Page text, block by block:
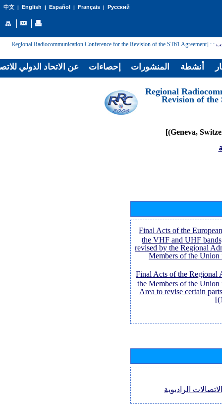
中文| English | Español | Français| Русский
:
: [Regional Radiocommunication Conference for the Revision of the ST61 Agreement
[Regional
Revision of the
[Final Acts of the
the VHF and UHF
revised by the Regional
Members of the Union
[Final Acts of the Regional
the Members of the Union
Area to revise certain
الراديوية
عن الاتحاد الدولي إحصاءات المنشورات أنشطة